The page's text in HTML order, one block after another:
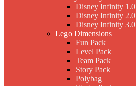
Disney Infinity 1.0
Disney Infinity 2.0
Disney Infinity 3.0
Lego Dimensions
Fun Pack
Level Pack
Team Pack
Story Pack
Polybag